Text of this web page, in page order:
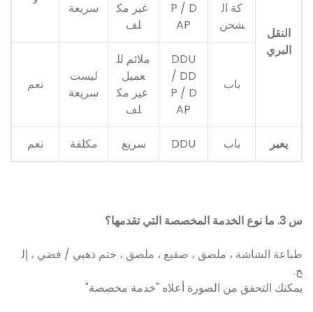
النقل
البري
كة ال
شحن
P / D
AP
غير مك
لف
سريعة
باب
DDU
/ DD
P / D
AP
ملائم لل
عميل
غير مك
لف
ليست
سريعة
نعم
يعبر باب DDU سريع مكلفة نعم
س 3. ما نوع الخدمة المخصصة التي تقدمها؟
طباعة الشاشة ، ملصق ، صقيع ، ملصق ، ختم ذهبي / فضي ، إل
خ.
يمكنك التحقق من الصورة أعلاه "خدمة مخصصة"